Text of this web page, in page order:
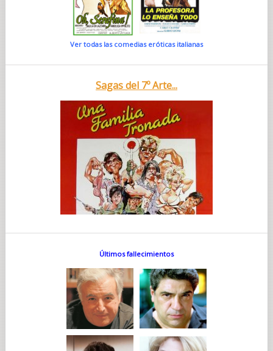
Ver todas las comedias eróticas italianas
Sagas del 7º Arte...
Últimos fallecimientos